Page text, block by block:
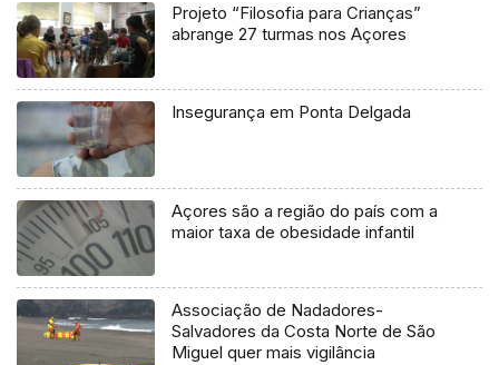
Projeto “Filosofia para Crianças”
abrange 27 turmas nos Açores
Insegurança em Ponta Delgada
Açores são a região do país com a
maior taxa de obesidade infantil
Associação de Nadadores-
Salvadores da Costa Norte de São
Miguel quer mais vigilância